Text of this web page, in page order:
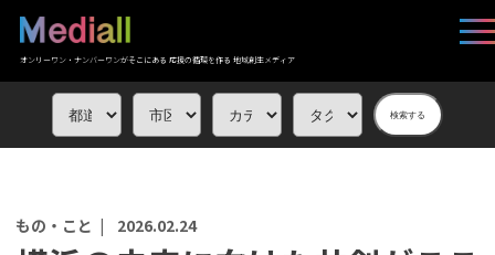
オンリーワン・ナンバーワンがそこにある 応援の循環を作る 地域創生メディア
検索する
もの・こと | 2026.02.24